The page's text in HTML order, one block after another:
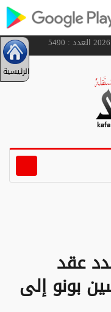
الرئيسية
عقد
بونو إلى